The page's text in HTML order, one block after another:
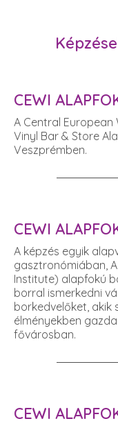
CEWI
A Central European
Vinyl Bar & Store
Veszprémben.
CEWI
A képzés egyik
gasztronómiában,
Institute) alapfokú
borral ismerkedni
borkedvelőket, akik
élményekben
fővárosban.
CEWI